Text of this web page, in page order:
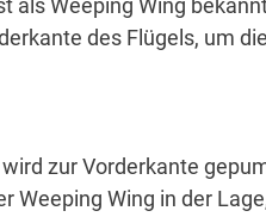
als Weeping Wing
des Flügels, um
zur Vorderkante
Weeping Wing in der